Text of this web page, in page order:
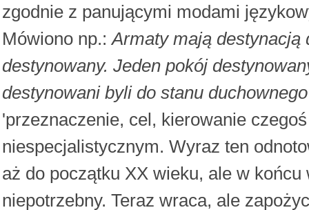
zgodnie z panującymi modami
Mówiono np.:Armaty mają destynacją
destynowany. Jeden pokój
destynowani byli do stanu duchownego
'przeznaczenie, cel, kierowanie
niespecjalistycznym. Wyraz ten
aż do początku XX wieku, ale w końcu
niepotrzebny. Teraz wraca, ale